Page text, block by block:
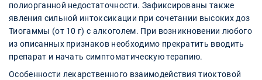
полиорганной недостаточности. Зафиксированы также
явления сильной интоксикации при сочетании высоких доз
Тиогаммы (от 10 г) с алкоголем. При возникновении любого
из описанных признаков необходимо прекратить вводить
препарат и начать симптоматическую терапию.
Особенности лекарственного взаимодействия тиоктовой